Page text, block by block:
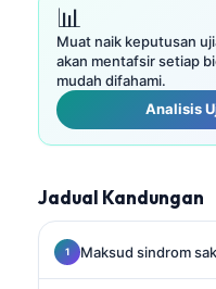
📊
Muat naik keputusan
akan mentafsir setiap
mudah difahami.
Analisis
Jadual Kandungan
Maksud sindrom